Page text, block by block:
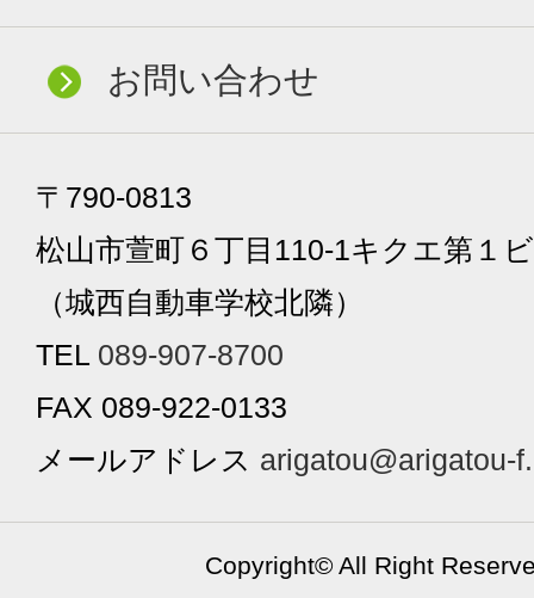
お問い合わせ
〒790-0813
松山市萱町６丁目110-1キクエ第１
（城西自動車学校北隣）
TEL 089-907-8700
FAX 089-922-0133
メールアドレス arigatou@arigatou-
Copyright© All Right